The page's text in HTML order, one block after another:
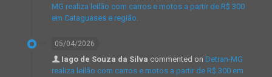
MG realiza leilão com carros e motos a partir de R$ 300
em Cataguases e região.
05/04/2026
Iago de Souza da Silva commented on Detran-MG
realiza leilão com carros e motos a partir de R$ 300 em